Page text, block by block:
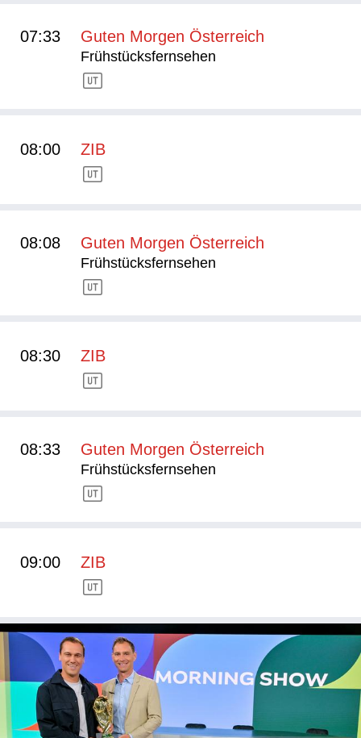
07:33 Guten Morgen Österreich
Frühstücksfernsehen
08:00 ZIB
08:08 Guten Morgen Österreich
Frühstücksfernsehen
08:30 ZIB
08:33 Guten Morgen Österreich
Frühstücksfernsehen
09:00 ZIB